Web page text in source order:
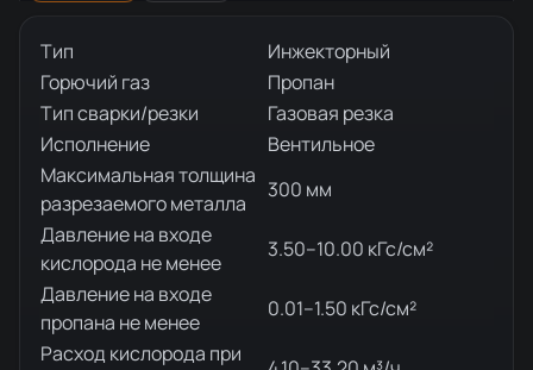
Описание товара
Тип
Инжекторный
Горючий газ
Пропан
Тип сварки/резки
Газовая резка
Исполнение
Вентильное
Максимальная толщина
разрезаемого металла
300 мм
Давление на входе
кислорода не менее
3.50–10.00 кГс/см²
Давление на входе
пропана не менее
0.01–1.50 кГс/см²
Расход кислорода при